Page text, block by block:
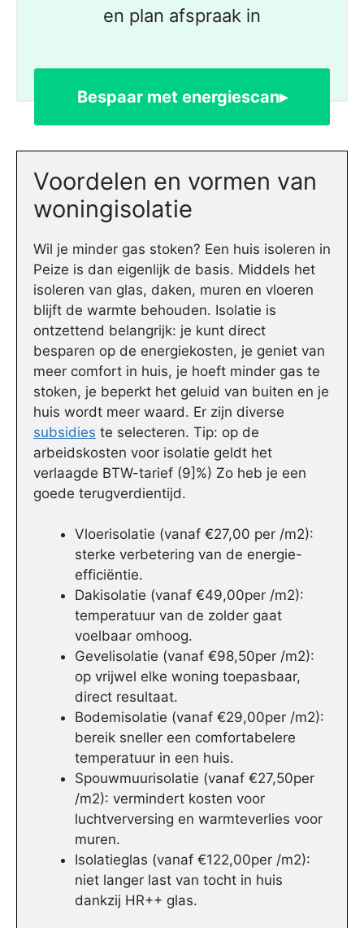
en plan afspraak in
Bespaar met energiescan▸
Voordelen en vormen van
woningisolatie
Wil je minder gas stoken? Een huis isoleren in
Peize is dan eigenlijk de basis. Middels het
isoleren van glas, daken, muren en vloeren
blijft de warmte behouden. Isolatie is
ontzettend belangrijk: je kunt direct
besparen op de energiekosten, je geniet van
meer comfort in huis, je hoeft minder gas te
stoken, je beperkt het geluid van buiten en je
huis wordt meer waard. Er zijn diverse
subsidies te selecteren. Tip: op de
arbeidskosten voor isolatie geldt het
verlaagde BTW-tarief (9]%) Zo heb je een
goede terugverdientijd.
Vloerisolatie (vanaf €27,00 per /m2):
sterke verbetering van de energie-
efficiëntie.
Dakisolatie (vanaf €49,00per /m2):
temperatuur van de zolder gaat
voelbaar omhoog.
Gevelisolatie (vanaf €98,50per /m2):
op vrijwel elke woning toepasbaar,
direct resultaat.
Bodemisolatie (vanaf €29,00per /m2):
bereik sneller een comfortabelere
temperatuur in een huis.
Spouwmuurisolatie (vanaf €27,50per
/m2): vermindert kosten voor
luchtverversing en warmteverlies voor
muren.
Isolatieglas (vanaf €122,00per /m2):
niet langer last van tocht in huis
dankzij HR++ glas.